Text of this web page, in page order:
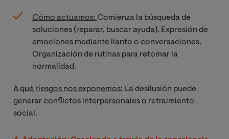
Cómo actuamos: Comienza la búsqueda de
soluciones (reparar, buscar ayuda). Expresión de
emociones mediante llanto o conversaciones.
Organización de rutinas para retomar la
normalidad.
A qué riesgos nos exponemos: La desilusión puede
generar conflictos interpersonales o retraimiento
social.